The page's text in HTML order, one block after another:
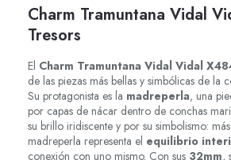
Charm Tramuntana Vidal
Tresors
El Charm Tramuntana Vidal Vidal
de las piezas más bellas y simbólicas de la
Su protagonista es la madreperla, una
por capas de nácar dentro de conchas
su brillo iridiscente y por su simbolismo:
madreperla representa el equilibrio
conexión con uno mismo. Con sus 32mm,